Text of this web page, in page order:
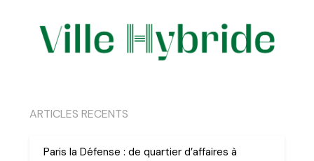
ARTICLES RECENTS
Paris la Défense : de quartier d’affaires à